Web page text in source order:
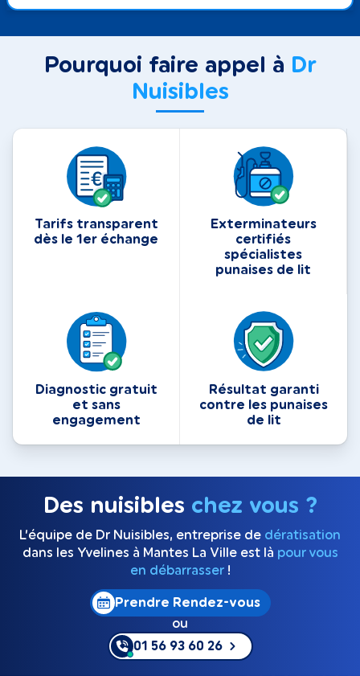
Pourquoi faire appel à Dr
Nuisibles
Tarifs transparent
dès le 1er échange
Exterminateurs
certifiés
spécialistes
punaises de lit
Diagnostic gratuit
et sans
engagement
Résultat garanti
contre les punaises
de lit
Des nuisibles chez vous ?
L’équipe de Dr Nuisibles, entreprise de dératisation
dans les Yvelines à Mantes La Ville est là pour vous
en débarrasser!
Prendre Rendez-vous
ou
01 56 93 60 26